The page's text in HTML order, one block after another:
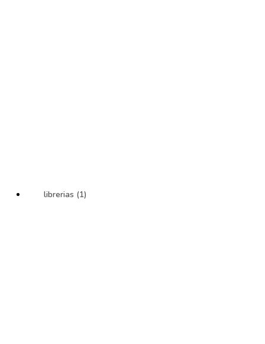
librerias (1)